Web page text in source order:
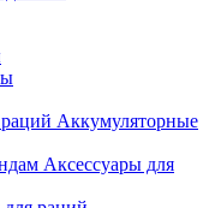
Аккумуляторные
Аксессуары для